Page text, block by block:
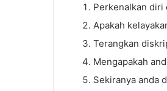
Perkenalkan diri
Apakah
Terangkan
Mengapakah
Sekiranya anda